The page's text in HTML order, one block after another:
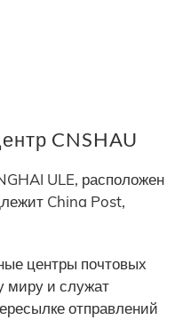
CNSHAU
ULE, расположен
China Post,
центры почтовых
миру и служат
отправлений